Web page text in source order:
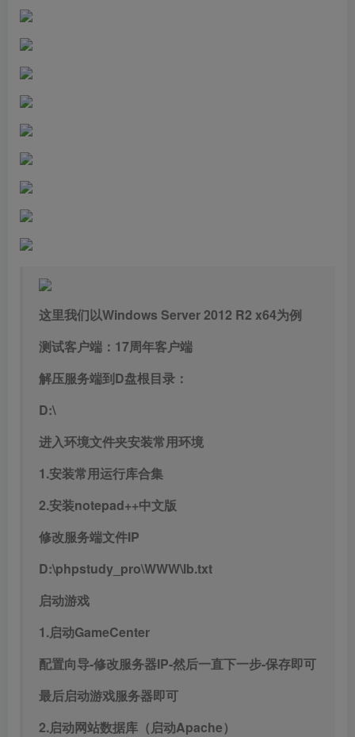
这里我们以Windows Server 2012 R2 x64为例
测试客户端：17周年客户端
解压服务端到D盘根目录：
D:\
进入环境文件夹安装常用环境
1.安装常用运行库合集
2.安装notepad++中文版
修改服务端文件IP
D:\phpstudy_pro\WWW\lb.txt
启动游戏
1.启动GameCenter
配置向导-修改服务器IP-然后一直下一步-保存即可
最后启动游戏服务器即可
2.启动网站数据库（启动Apache）